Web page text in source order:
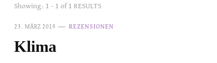
Showing: 1 - 1 of 1 RESULTS
23. MÄRZ 2014 REZENSIONEN
Klima